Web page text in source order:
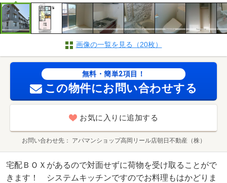
画像の一覧を見る（20枚）
無料・簡単2項目！
この物件にお問い合わせする
お気に入りに追加する
お問い合わせ先 アパマンショップ高岡リール店朝日不動産（株）
宅配ＢＯＸがあるので対面せずに荷物を受け取ることがで
きます！ システムキッチンですのでお料理もはかどりま